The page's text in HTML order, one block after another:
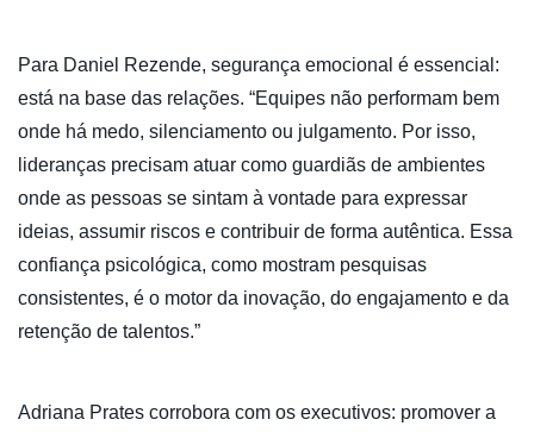
Para Daniel Rezende, segurança emocional é essencial:
está na base das relações. “Equipes não performam bem
onde há medo, silenciamento ou julgamento. Por isso,
lideranças precisam atuar como guardiãs de ambientes
onde as pessoas se sintam à vontade para expressar
ideias, assumir riscos e contribuir de forma autêntica. Essa
confiança psicológica, como mostram pesquisas
consistentes, é o motor da inovação, do engajamento e da
retenção de talentos.”
Adriana Prates corrobora com os executivos: promover a